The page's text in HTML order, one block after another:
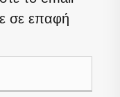
σε επαφή